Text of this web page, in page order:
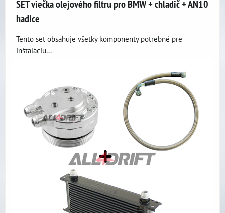
SET viečka olejového filtru pro BMW + chladič + AN10
hadice
Tento set obsahuje všetky komponenty potrebné pre
inštaláciu...